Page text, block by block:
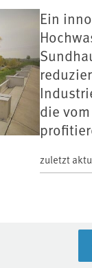
Ein
die
zuletzt